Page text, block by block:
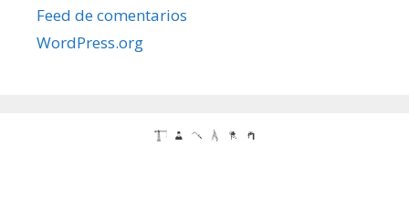
Feed de comentarios
WordPress.org